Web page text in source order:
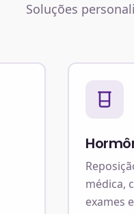
Soluções
médica,
exames